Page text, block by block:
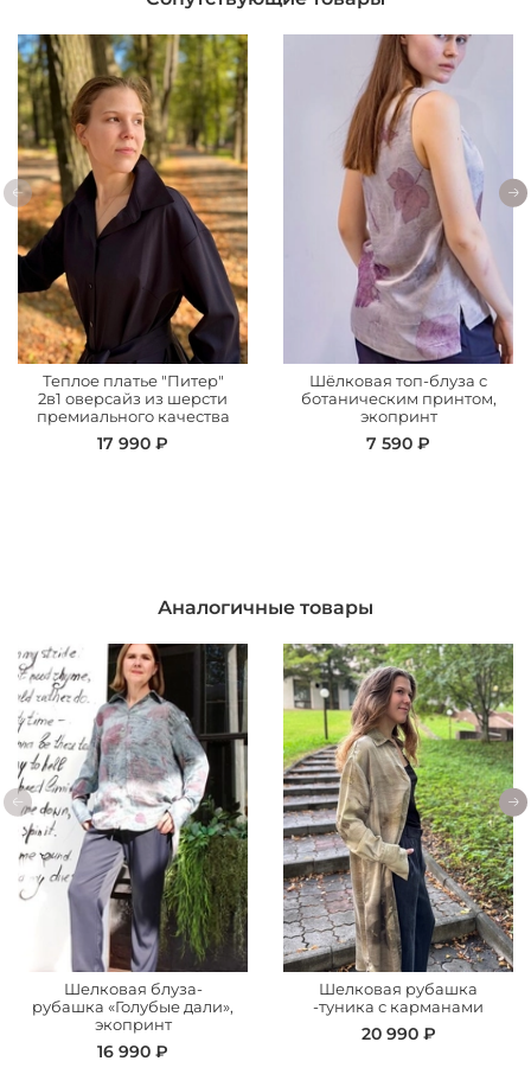
Теплое платье "Питер"
2в1 оверсайз из шерсти
премиального качества
17 990 ₽
Шёлковая топ-блуза с
ботаническим принтом,
экопринт
7 590 ₽
Аналогичные товары
Шелковая блуза-
рубашка «Голубые дали»,
экопринт
16 990 ₽
Шелковая рубашка
-туника с карманами
20 990 ₽